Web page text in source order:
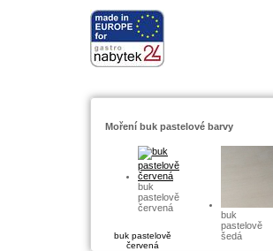
Moření buk pastelové barvy
buk
pastelově
červená
buk pastelově
červená
buk
pastelově
šedá